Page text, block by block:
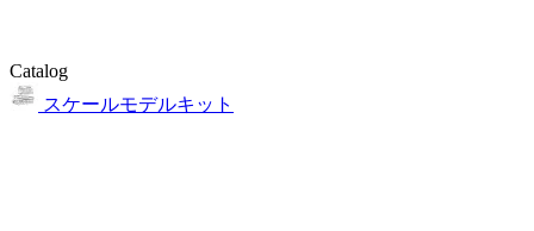
Catalog
スケールモデルキット